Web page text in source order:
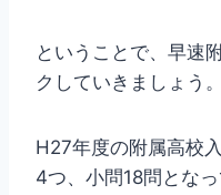
ということで、早速
クしていきましょう。
H27年度の附属高校
4つ、小問18問とな